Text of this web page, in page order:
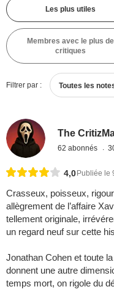
Les plus utiles
Membres avec le plus de
critiques
Filtrer par : Toutes les
The
62 abonnés
4,0 Publiée le
Crasseux, poisseux,
allègrement de l’affaire
tellement originale,
un regard neuf sur cette
Jonathan Cohen et toute
donnent une autre
temps mort, on rigole du